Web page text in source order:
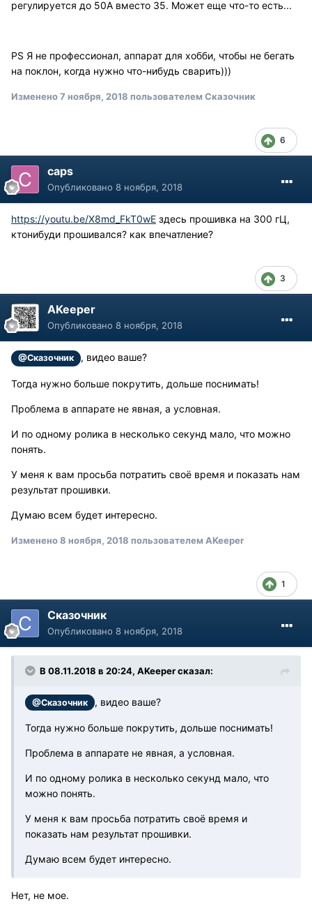
регулируется до 50А вместо 35. Может еще что-то есть...
PS Я не профессионал, аппарат для хобби, чтобы не бегать
на поклон, когда нужно что-нибудь сварить)))
Изменено7 ноября, 2018 пользователем Сказочник
6
caps
Опубликовано 8 ноября, 2018
https://youtu.be/X8md_FkT0wE здесь прошивка на 300 гЦ,
ктонибуди прошивался? как впечатление?
3
AKeeper
Опубликовано 8 ноября, 2018
@Сказочник , видео ваше?
Тогда нужно больше покрутить, дольше поснимать!
Проблема в аппарате не явная, а условная.
И по одному ролика в несколько секунд мало, что можно
понять.
У меня к вам просьба потратить своё время и показать нам
результат прошивки.
Думаю всем будет интересно.
Изменено8 ноября, 2018 пользователем AKeeper
1
Сказочник
Опубликовано 8 ноября, 2018
В 08.11.2018 в 20:24, AKeeper сказал:
@Сказочник , видео ваше?
Тогда нужно больше покрутить, дольше поснимать!
Проблема в аппарате не явная, а условная.
И по одному ролика в несколько секунд мало, что
можно понять.
У меня к вам просьба потратить своё время и
показать нам результат прошивки.
Думаю всем будет интересно.
Нет, не мое.